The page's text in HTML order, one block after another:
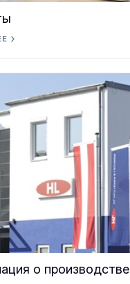
о производстве